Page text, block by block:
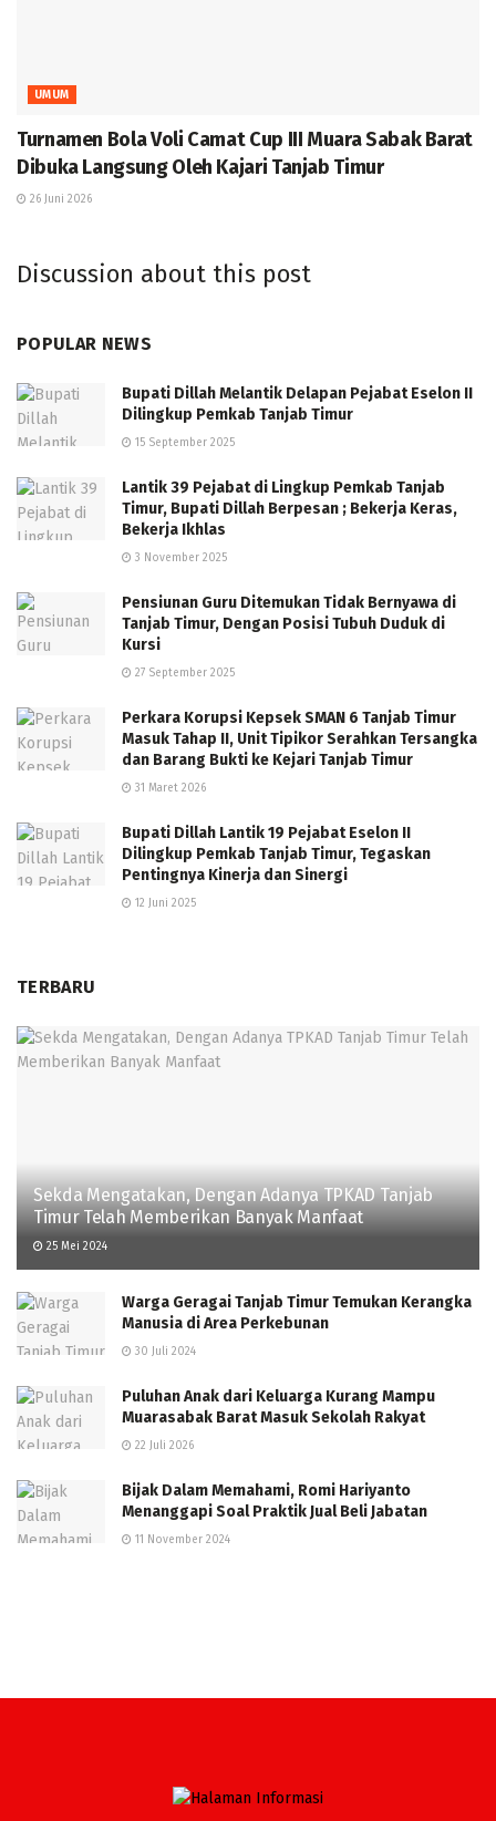
UMUM
Turnamen Bola Voli Camat Cup III Muara Sabak Barat
Dibuka Langsung Oleh Kajari Tanjab Timur
26 Juni 2026
Discussion about this post
POPULAR NEWS
Bupati Dillah Melantik Delapan Pejabat Eselon II
Dilingkup Pemkab Tanjab Timur
15 September 2025
Lantik 39 Pejabat di Lingkup Pemkab Tanjab
Timur, Bupati Dillah Berpesan ; Bekerja Keras,
Bekerja Ikhlas
3 November 2025
Pensiunan Guru Ditemukan Tidak Bernyawa di
Tanjab Timur, Dengan Posisi Tubuh Duduk di
Kursi
27 September 2025
Perkara Korupsi Kepsek SMAN 6 Tanjab Timur
Masuk Tahap II, Unit Tipikor Serahkan Tersangka
dan Barang Bukti ke Kejari Tanjab Timur
31 Maret 2026
Bupati Dillah Lantik 19 Pejabat Eselon II
Dilingkup Pemkab Tanjab Timur, Tegaskan
Pentingnya Kinerja dan Sinergi
12 Juni 2025
TERBARU
Sekda Mengatakan, Dengan Adanya TPKAD Tanjab
Timur Telah Memberikan Banyak Manfaat
25 Mei 2024
Warga Geragai Tanjab Timur Temukan Kerangka
Manusia di Area Perkebunan
30 Juli 2024
Puluhan Anak dari Keluarga Kurang Mampu
Muarasabak Barat Masuk Sekolah Rakyat
22 Juli 2026
Bijak Dalam Memahami, Romi Hariyanto
Menanggapi Soal Praktik Jual Beli Jabatan
11 November 2024